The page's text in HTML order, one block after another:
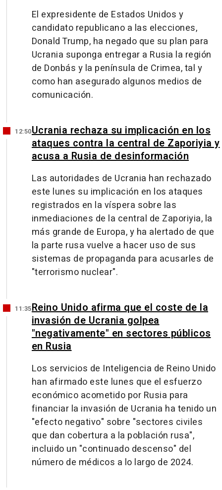
El expresidente de Estados Unidos y
candidato republicano a las elecciones,
Donald Trump, ha negado que su plan para
Ucrania suponga entregar a Rusia la región
de Donbás y la península de Crimea, tal y
como han asegurado algunos medios de
comunicación.
12:50Ucrania rechaza su implicación en los
ataques contra la central de Zaporiyia y
acusa a Rusia de desinformación
Las autoridades de Ucrania han rechazado
este lunes su implicación en los ataques
registrados en la víspera sobre las
inmediaciones de la central de Zaporiyia, la
más grande de Europa, y ha alertado de que
la parte rusa vuelve a hacer uso de sus
sistemas de propaganda para acusarles de
"terrorismo nuclear".
11:35Reino Unido afirma que el coste de la
invasión de Ucrania golpea
"negativamente" en sectores públicos
en Rusia
Los servicios de Inteligencia de Reino Unido
han afirmado este lunes que el esfuerzo
económico acometido por Rusia para
financiar la invasión de Ucrania ha tenido un
"efecto negativo" sobre "sectores civiles
que dan cobertura a la población rusa",
incluido un "continuado descenso" del
número de médicos a lo largo de 2024.